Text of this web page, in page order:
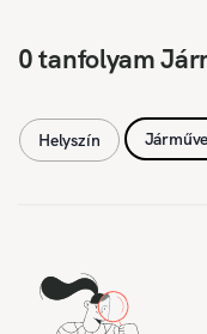
0 tanfolyam
Helyszín